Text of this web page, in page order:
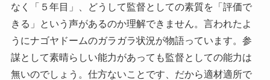
なく「５年目」、どうして監督としての素質を「評価で
きる」という声があるのか理解できません。言われたよ
うにナゴヤドームのガラガラ状況が物語っています。参
謀として素晴らしい能力があっても監督としての能力は
無いのでしょう。仕方ないことです、だから適材適所で